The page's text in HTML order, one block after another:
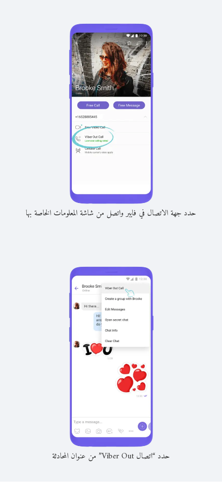
حدد جهة الاتصال في فايبر واتصل من شاشة المعلومات الخاصة بها
حدد “اتصال Viber Out” من عنوان المحادثة